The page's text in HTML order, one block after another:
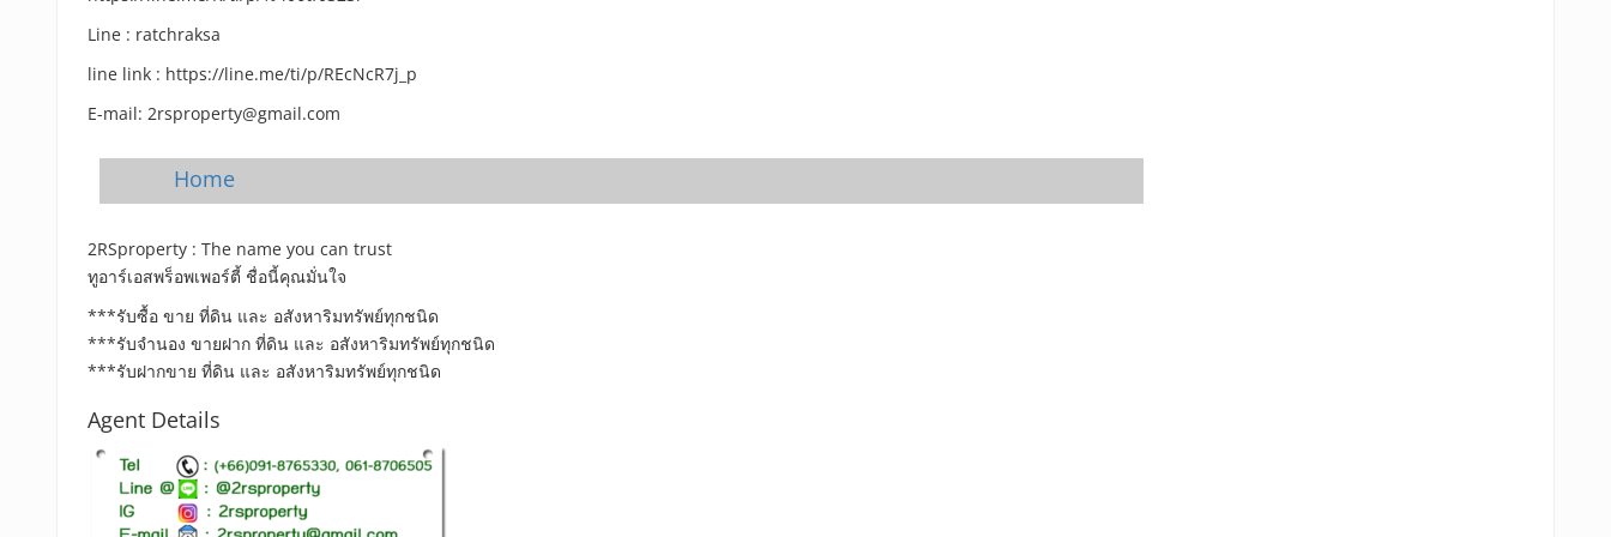
Line : ratchraksa
line link : https://line.me/ti/p/REcNcR7j_p
E-mail: 2rsproperty@gmail.com
Home
2RSproperty : The name you can trust
ทูอาร์เอสพร็อพเพอร์ตี้ ชื่อนี้คุณมั่นใจ
***รับซื้อ ขาย ที่ดิน และ อสังหาริมทรัพย์ทุกชนิด
***รับจำนอง ขายฝาก ที่ดิน และ อสังหาริมทรัพย์ทุกชนิด
***รับฝากขาย ที่ดิน และ อสังหาริมทรัพย์ทุกชนิด
Agent Details